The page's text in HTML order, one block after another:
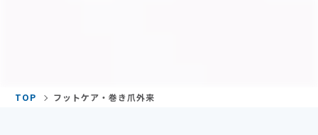
TOP フットケア・巻き爪外来